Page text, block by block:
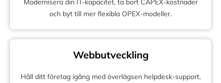
och byt till mer flexibla OPEX-modeller.
Webbutveckling
Håll ditt företag igång med överlägsen helpdesk-support,